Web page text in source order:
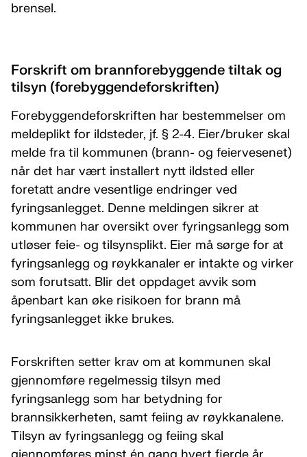
brensel.
Forskrift om brannforebyggende tiltak og
tilsyn (forebyggendeforskriften)
Forebyggendeforskriften har bestemmelser om
meldeplikt for ildsteder, jf. § 2-4. Eier/bruker skal
melde fra til kommunen (brann- og feiervesenet)
når det har vært installert nytt ildsted eller
foretatt andre vesentlige endringer ved
fyringsanlegget. Denne meldingen sikrer at
kommunen har oversikt over fyringsanlegg som
utløser feie- og tilsynsplikt. Eier må sørge for at
fyringsanlegg og røykkanaler er intakte og virker
som forutsatt. Blir det oppdaget avvik som
åpenbart kan øke risikoen for brann må
fyringsanlegget ikke brukes.
Forskriften setter krav om at kommunen skal
gjennomføre regelmessig tilsyn med
fyringsanlegg som har betydning for
brannsikkerheten, samt feiing av røykkanalene.
Tilsyn av fyringsanlegg og feiing skal